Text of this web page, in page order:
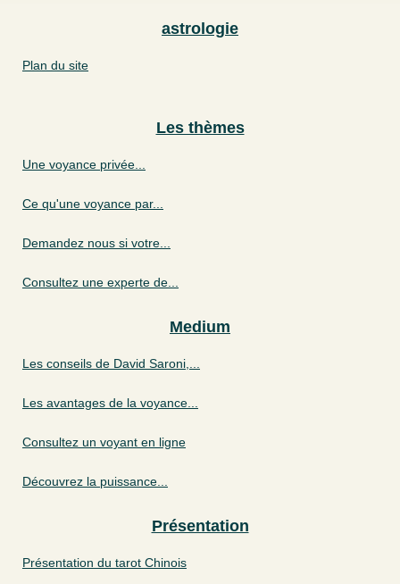
astrologie
Plan du site
Les thèmes
Une voyance privée...
Ce qu'une voyance par...
Demandez nous si votre...
Consultez une experte de...
Medium
Les conseils de David Saroni,...
Les avantages de la voyance...
Consultez un voyant en ligne
Découvrez la puissance...
Présentation
Présentation du tarot Chinois